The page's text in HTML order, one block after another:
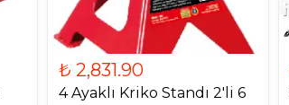
₺ 2,831.90
4 Ayaklı Kriko Standı 2'li 6